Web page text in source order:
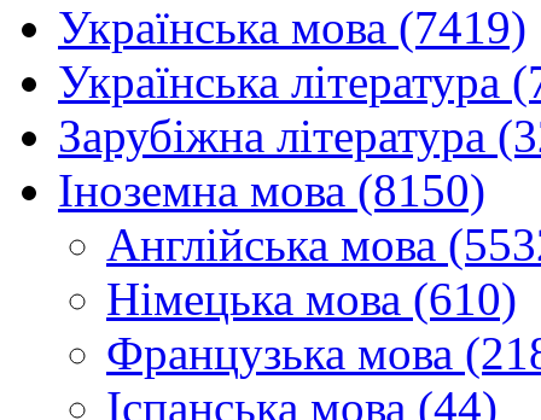
Українська мова (7419)
Українська література
Зарубіжна література
Іноземна мова (8150)
Англійська мова
Німецька мова (610)
Французька мова
Іспанська мова (44)